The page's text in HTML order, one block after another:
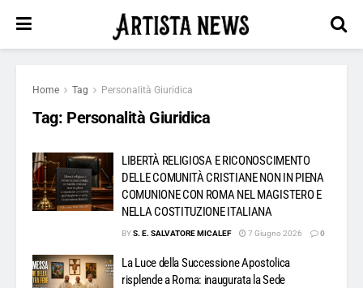
Home Tag Personalità Giuridica
Tag: Personalità Giuridica
LIBERTÀ RELIGIOSA E RICONOSCIMENTO
DELLE COMUNITÀ CRISTIANE NON IN PIENA
COMUNIONE CON ROMA NEL MAGISTERO E
NELLA COSTITUZIONE ITALIANA
BYS. E. SALVATORE MICALEF 7 Giugno 2026 0
La Luce della Successione Apostolica
risplende a Roma: inaugurata la Sede